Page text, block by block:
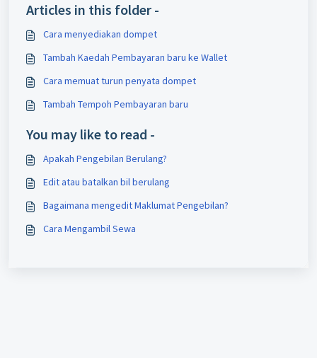
Articles in this folder -
Cara menyediakan dompet
Tambah Kaedah Pembayaran baru ke Wallet
Cara memuat turun penyata dompet
Tambah Tempoh Pembayaran baru
You may like to read -
Apakah Pengebilan Berulang?
Edit atau batalkan bil berulang
Bagaimana mengedit Maklumat Pengebilan?
Cara Mengambil Sewa